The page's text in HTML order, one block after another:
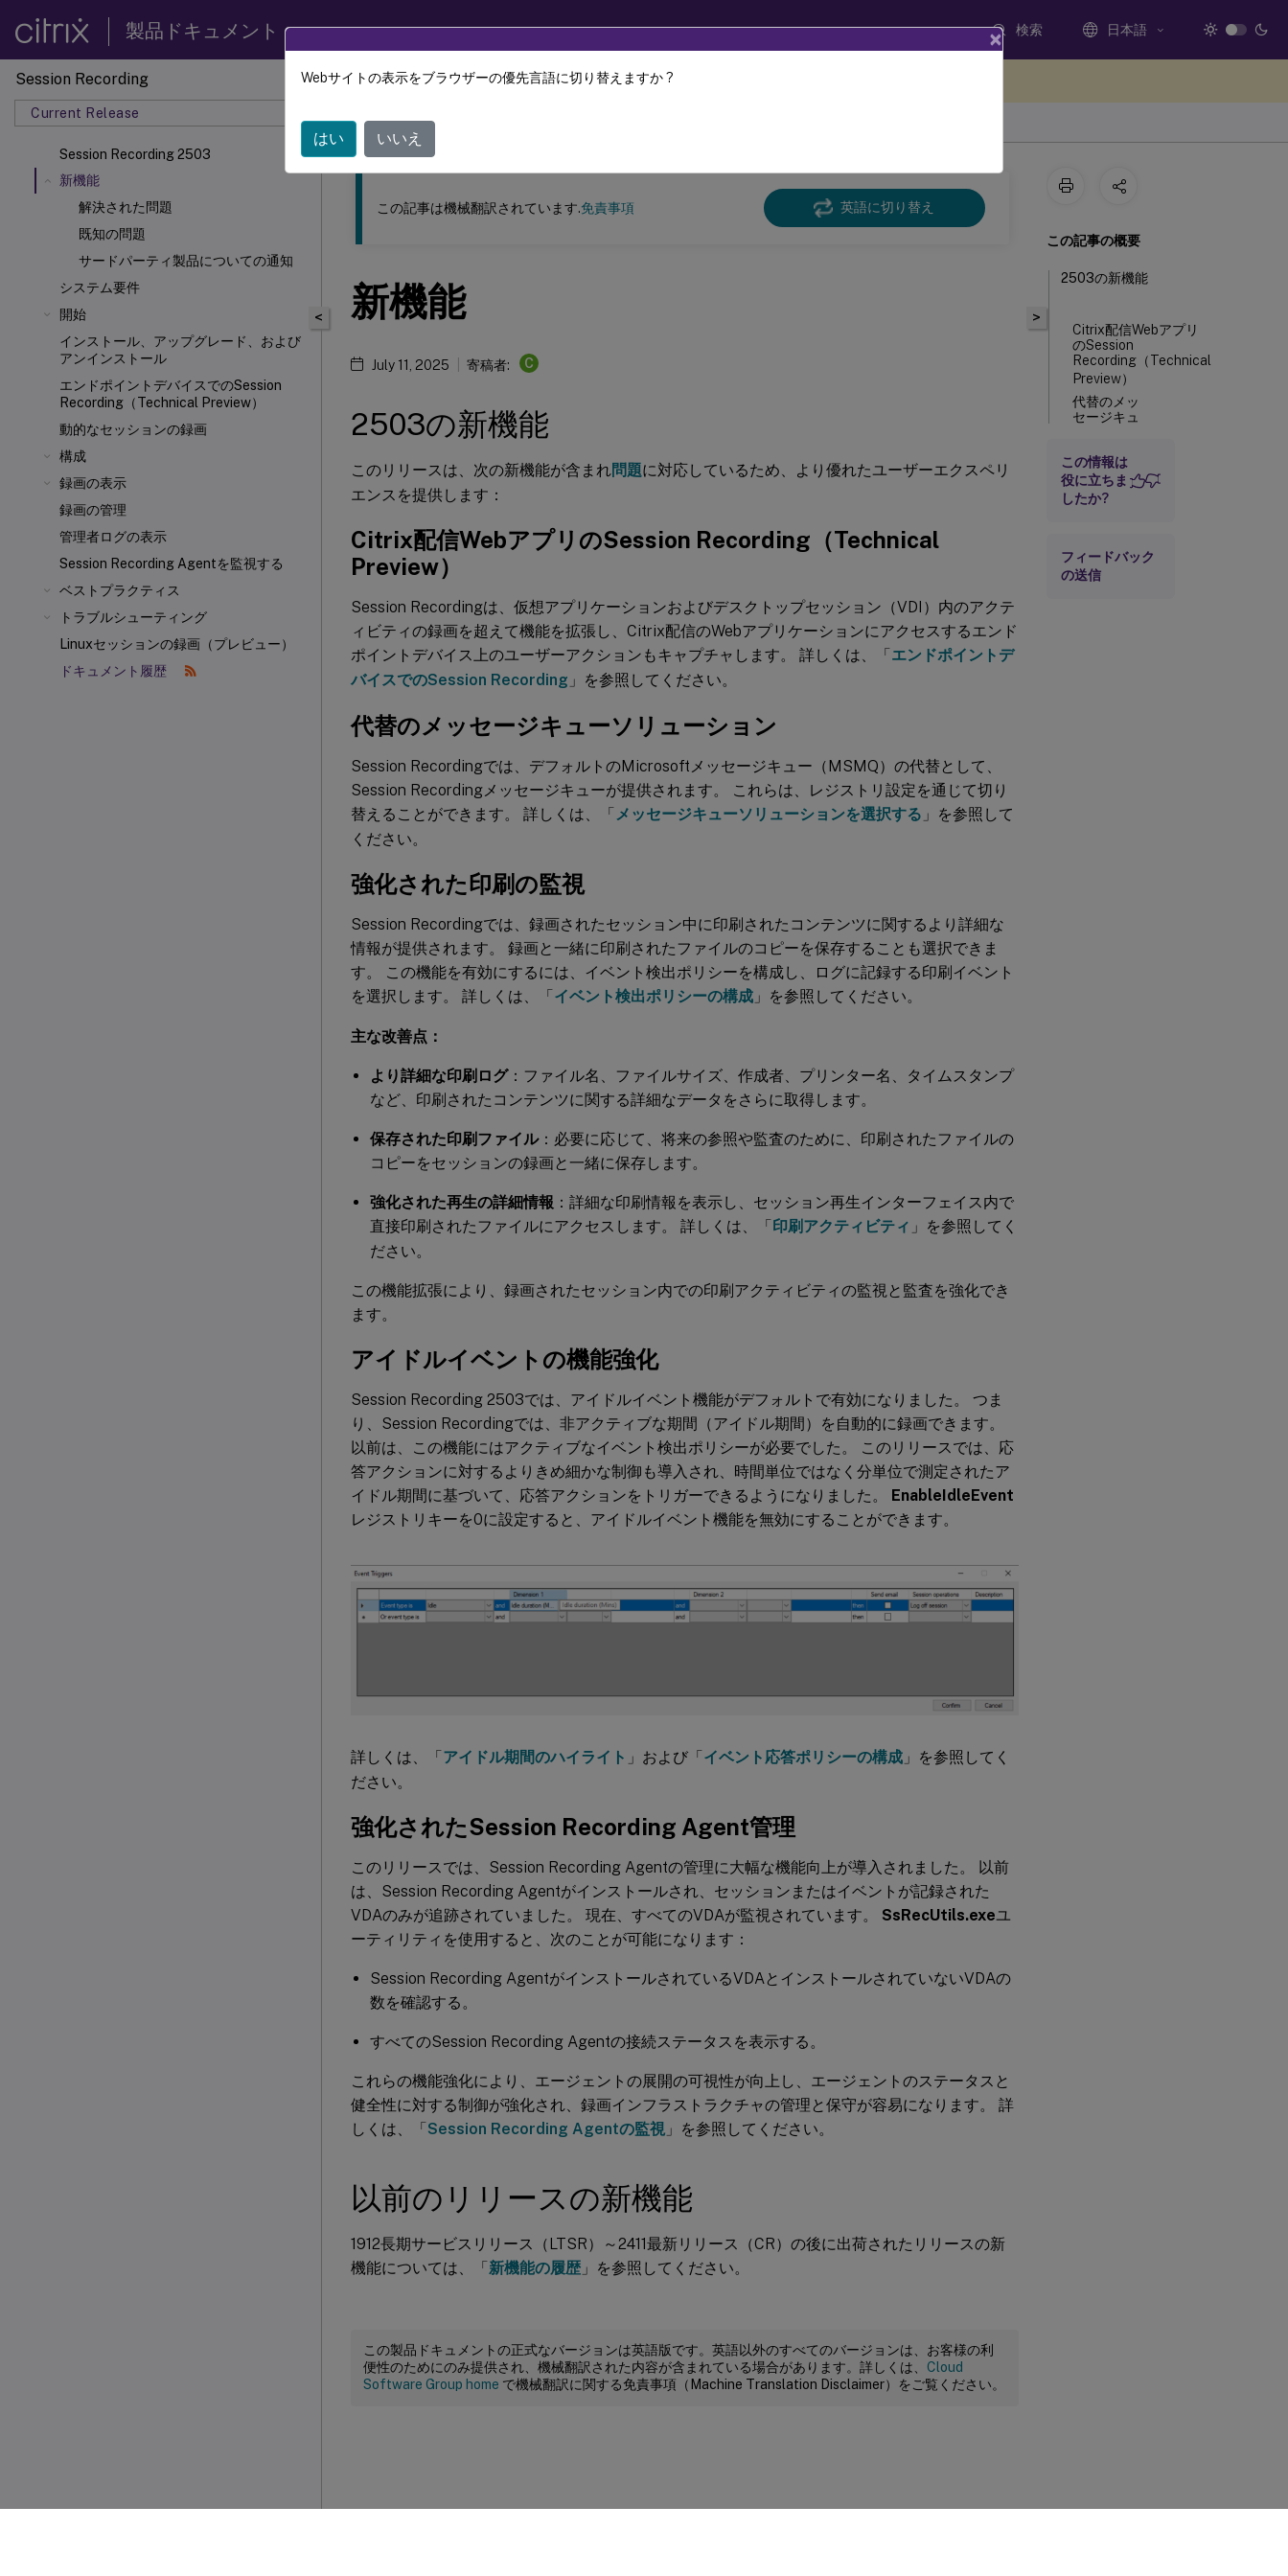
製品ドキュメント 検索 日本語
Session Recording
Current Release
Session Recording 2503
新機能
解決された問題
既知の問題
サードパーティ製品についての通知
システム要件
開始
インストール、アップグレード、および
アンインストール
エンドポイントデバイスでのSession
Recording（Technical Preview）
動的なセッションの録画
構成
録画の表示
録画の管理
管理者ログの表示
Session Recording Agentを監視する
ベストプラクティス
トラブルシューティング
Linuxセッションの録画（プレビュー）
ドキュメント履歴
このコンテンツは動的に機械翻訳されています。
Session Recording
<
この記事は機械翻訳されています.免責事項 英語に切り替え
新機能
July 11, 2025 寄稿者: C
2503の新機能
このリリースは、次の新機能が含まれ問題に対応しているため、より優れたユーザーエクスペリ
エンスを提供します：
Citrix配信WebアプリのSession Recording（Technical
Preview）
Session Recordingは、仮想アプリケーションおよびデスクトップセッション（VDI）内のアクテ
ィビティの録画を超えて機能を拡張し、Citrix配信のWebアプリケーションにアクセスするエンド
ポイントデバイス上のユーザーアクションもキャプチャします。 詳しくは、「エンドポイントデ
バイスでのSession Recording 」を参照してください。
代替のメッセージキューソリューション
Session Recordingでは、デフォルトのMicrosoftメッセージキュー（MSMQ）の代替として、
Session Recordingメッセージキューが提供されます。 これらは、レジストリ設定を通じて切り
替えることができます。 詳しくは、「 メッセージキューソリューションを選択する 」を参照して
ください。
強化された印刷の監視
Session Recordingでは、録画されたセッション中に印刷されたコンテンツに関するより詳細な
情報が提供されます。 録画と一緒に印刷されたファイルのコピーを保存することも選択できま
す。 この機能を有効にするには、イベント検出ポリシーを構成し、ログに記録する印刷イベント
を選択します。 詳しくは、「イベント検出ポリシーの構成 」を参照してください。
主な改善点：
より詳細な印刷ログ：ファイル名、ファイルサイズ、作成者、プリンター名、タイムスタンプ
など、印刷されたコンテンツに関する詳細なデータをさらに取得します。
保存された印刷ファイル：必要に応じて、将来の参照や監査のために、印刷されたファイルの
コピーをセッションの録画と一緒に保存します。
強化された再生の詳細情報 ：詳細な印刷情報を表示し、セッション再生インターフェイス内で
直接印刷されたファイルにアクセスします。 詳しくは、「印刷アクティビティ 」を参照してく
ださい。
この機能拡張により、録画されたセッション内での印刷アクティビティの監視と監査を強化でき
ます。
アイドルイベントの機能強化
Session Recording 2503では、アイドルイベント機能がデフォルトで有効になりました。 つま
り、Session Recordingでは、非アクティブな期間（アイドル期間）を自動的に録画できます。
以前は、この機能にはアクティブなイベント検出ポリシーが必要でした。 このリリースでは、応
答アクションに対するよりきめ細かな制御も導入され、時間単位ではなく分単位で測定されたア
イドル期間に基づいて、応答アクションをトリガーできるようになりました。 EnableIdleEvent
レジストリキーを0に設定すると、アイドルイベント機能を無効にすることができます。
詳しくは、「アイドル期間のハイライト 」および「イベント応答ポリシーの構成 」を参照してく
ださい。
強化されたSession Recording Agent管理
このリリースでは、Session Recording Agentの管理に大幅な機能向上が導入されました。 以前
は、Session Recording Agentがインストールされ、セッションまたはイベントが記録された
VDAのみが追跡されていました。 現在、すべてのVDAが監視されています。 SsRecUtils.exeユ
ーティリティを使用すると、次のことが可能になります：
Session Recording AgentがインストールされているVDAとインストールされていないVDAの
数を確認する。
すべてのSession Recording Agentの接続ステータスを表示する。
これらの機能強化により、エージェントの展開の可視性が向上し、エージェントのステータスと
健全性に対する制御が強化され、録画インフラストラクチャの管理と保守が容易になります。 詳
しくは、「Session Recording Agentの監視 」を参照してください。
以前のリリースの新機能
1912長期サービスリリース（LTSR）～2411最新リリース（CR）の後に出荷されたリリースの新
機能については、「新機能の履歴 」を参照してください。
この製品ドキュメントの正式なバージョンは英語版です。英語以外のすべてのバージョンは、お客様の利
便性のためにのみ提供され、機械翻訳された内容が含まれている場合があります。詳しくは、 Cloud
Software Group home で機械翻訳に関する免責事項（Machine Translation Disclaimer）をご覧ください。
>
この記事の概要
2503の新機能
Citrix配信Webアプリ
のSession
Recording（Technical
Preview）
代替のメッ
セージキュ
強化された
印刷の監視
能強化
強化された
この情報は
役に立ちま
したか?
フィードバック
の送信
×
Webサイトの表示をブラウザーの優先言語に切り替えますか ?
はい いいえ